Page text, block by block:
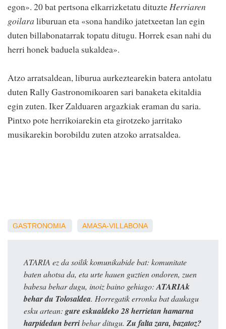
egon». 20 bat pertsona elkarrizketatu dituzteHerriaren
goilara liburuan eta «sona handiko jatetxeetan lan egin
duten billabonatarrak topatu ditugu. Horrek esan nahi du
herri honek baduela sukaldea».
Atzo arratsaldean, liburua aurkeztearekin batera antolatu
duten Rally Gastronomikoaren sari banaketa ekitaldia
egin zuten. Iker Zalduaren argazkiak eraman du saria.
Pintxo pote herrikoiarekin eta girotzeko jarritako
musikarekin borobildu zuten atzoko arratsaldea.
GASTRONOMIA AMASA-VILLABONA
ATARIA ez da soilik komunikabide bat: komunitate
baten ahotsa da, eta urte hauen guztien ondoren, zuen
babesa behar dugu, inoiz baino gehiago: ATARIAk
behar du Tolosaldea. Horregatik erronka bat daukagu
esku artean: gure eskualdeko 28 herrietan hamarna
harpidedun berribehar ditugu. Zu falta zara, bazatoz?